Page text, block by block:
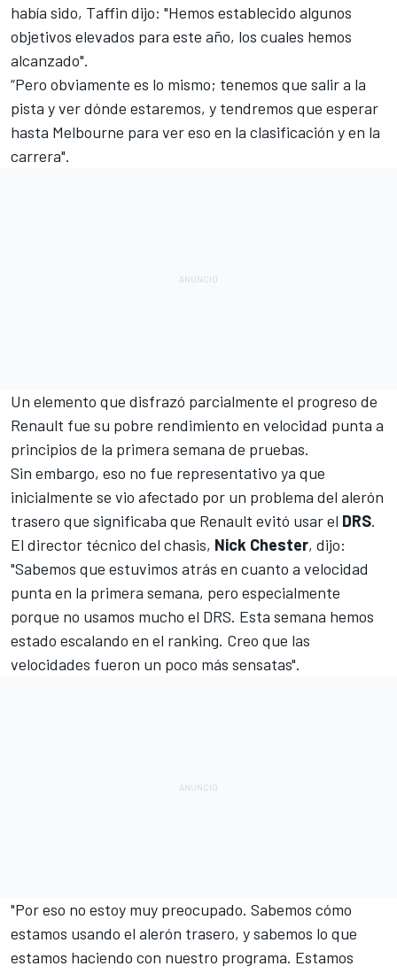
había sido, Taffin dijo: "Hemos establecido algunos
objetivos elevados para este año, los cuales hemos
alcanzado".
“Pero obviamente es lo mismo; tenemos que salir a la
pista y ver dónde estaremos, y tendremos que esperar
hasta Melbourne para ver eso en la clasificación y en la
carrera".
Un elemento que disfrazó parcialmente el progreso de
Renault fue su pobre rendimiento en velocidad punta a
principios de la primera semana de pruebas.
Sin embargo, eso no fue representativo ya que
inicialmente se vio afectado por un problema del alerón
trasero que significaba que Renault evitó usar el DRS.
El director técnico del chasis, Nick Chester, dijo:
"Sabemos que estuvimos atrás en cuanto a velocidad
punta en la primera semana, pero especialmente
porque no usamos mucho el DRS. Esta semana hemos
estado escalando en el ranking. Creo que las
velocidades fueron un poco más sensatas".
"Por eso no estoy muy preocupado. Sabemos cómo
estamos usando el alerón trasero, y sabemos lo que
estamos haciendo con nuestro programa. Estamos